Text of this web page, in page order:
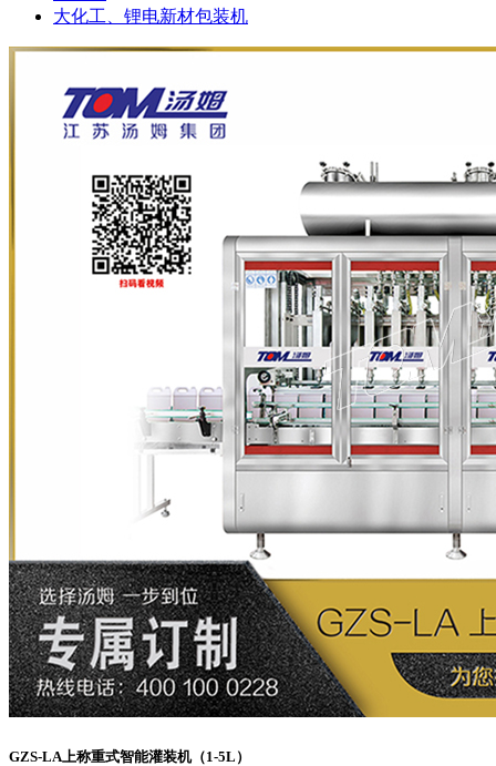
大化工、锂电新材包装机
GZS-LA上称重式智能灌装机（1-5L）